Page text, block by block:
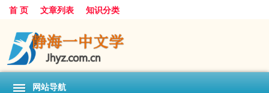
首 页 文章列表 知识分类
网站导航